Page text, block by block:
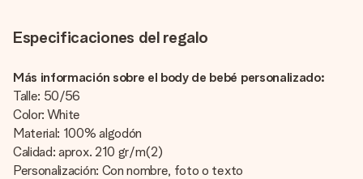
Especificaciones del regalo
Más información sobre el body de bebé personalizado:
Talle: 50/56
Color: White
Material: 100% algodón
Calidad: aprox. 210 gr/m(2)
Personalización: Con nombre, foto o texto